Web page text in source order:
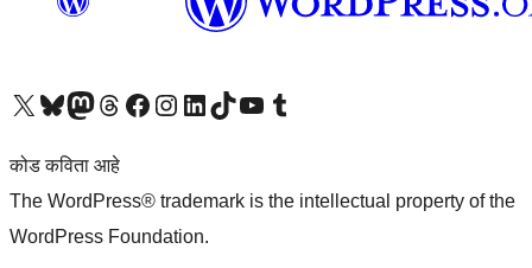
आमच्या X (एक्स) (पूर्वीचे ट्विटर) खात्याला भेट द्या आमच्या ब्लूस्की खात्याला भेट द्या.आमच्या Mastodon खात्याला भेट द्या.आमच्या थ्रेड्स खात्याला भेट द्या. आमच्या फेसबुक पेजला भेट द्या आमच्या इंस्टाग्राम खात्याला भेट द्या आमच्या लिंक्डइन खात्याला भेट द्या आमच्या टिकटॉक अकाउंटला भेट द्या.आमच्या यूट्यूब चॅनेलला भेट द्या आमच्या टंबलर खात्याला भेट द्या.
कोड कविता आहे
The WordPress® trademark is the intellectual property of the
WordPress Foundation.